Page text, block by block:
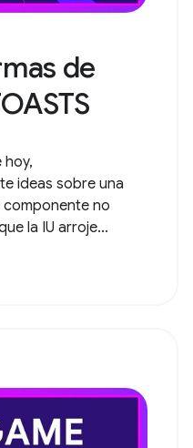
de
hoy,
ideas sobre una
no
la IU arroje...